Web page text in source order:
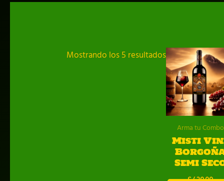
Mostrando los 5 resultadosOrdenado
por
popularidad
Arma tu Combo
Misti
Semi